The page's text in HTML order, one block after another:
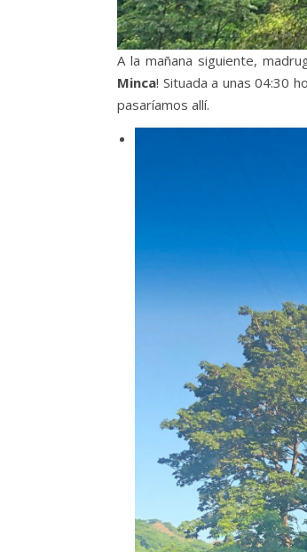
A la mañana siguiente,
Minca! Situada a unas 04:30
pasaríamos allí.